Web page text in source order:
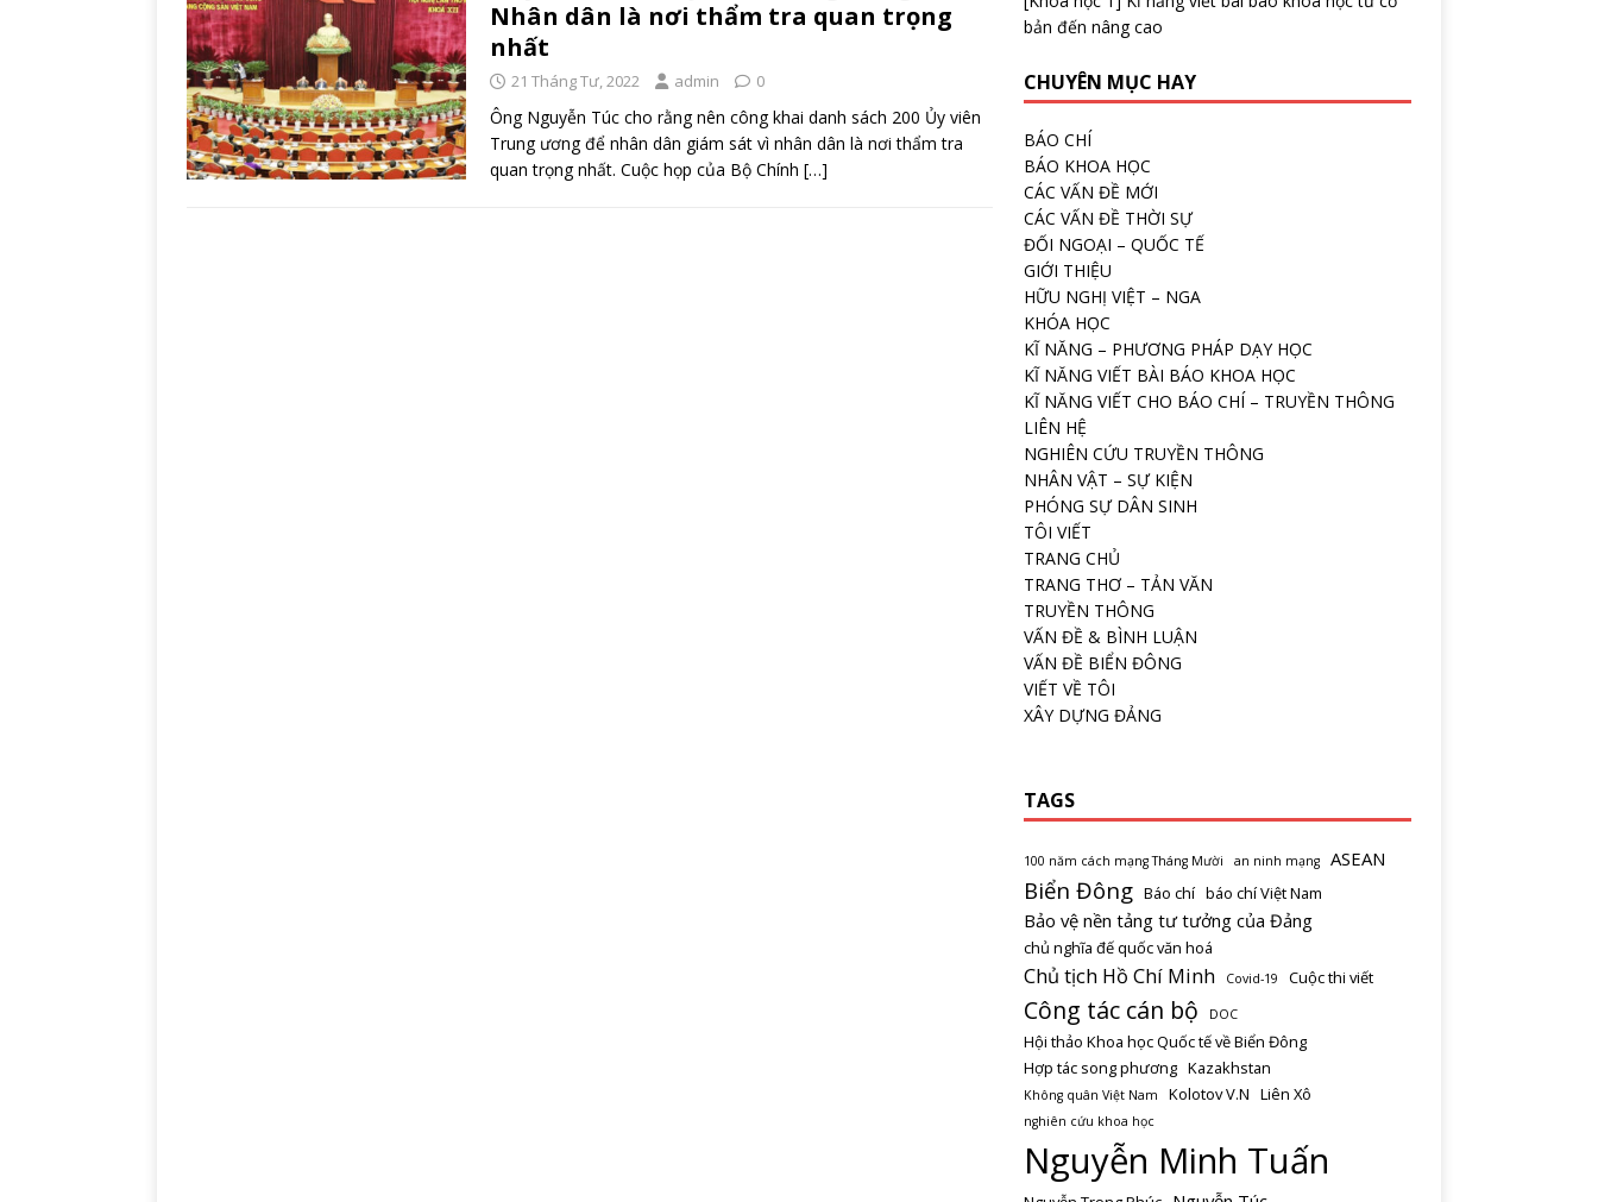
Nhân dân là nơi thẩm tra quan trọng
nhất
21 Tháng Tư, 2022 admin 0
Ông Nguyễn Túc cho rằng nên công khai danh sách 200 Ủy viên
Trung ương để nhân dân giám sát vì nhân dân là nơi thẩm tra
quan trọng nhất. Cuộc họp của Bộ Chính […]
bản đến nâng cao
CHUYÊN MỤC HAY
BÁO CHÍ
BÁO KHOA HỌC
CÁC VẤN ĐỀ MỚI
CÁC VẤN ĐỀ THỜI SỰ
ĐỐI NGOẠI – QUỐC TẾ
GIỚI THIỆU
HỮU NGHỊ VIỆT – NGA
KHÓA HỌC
KĨ NĂNG – PHƯƠNG PHÁP DẠY HỌC
KĨ NĂNG VIẾT BÀI BÁO KHOA HỌC
KĨ NĂNG VIẾT CHO BÁO CHÍ – TRUYỀN THÔNG
LIÊN HỆ
NGHIÊN CỨU TRUYỀN THÔNG
NHÂN VẬT – SỰ KIỆN
PHÓNG SỰ DÂN SINH
TÔI VIẾT
TRANG CHỦ
TRANG THƠ – TẢN VĂN
TRUYỀN THÔNG
VẤN ĐỀ & BÌNH LUẬN
VẤN ĐỀ BIỂN ĐÔNG
VIẾT VỀ TÔI
XÂY DỰNG ĐẢNG
TAGS
100 năm cách mạng Tháng Mười an ninh mạng ASEAN
Biển Đông Báo chí báo chí Việt Nam
Bảo vệ nền tảng tư tưởng của Đảng
chủ nghĩa đế quốc văn hoá
Chủ tịch Hồ Chí Minh Covid-19 Cuộc thi viết
Công tác cán bộ DOC
Hội thảo Khoa học Quốc tế về Biển Đông
Hợp tác song phương Kazakhstan
Không quân Việt Nam Kolotov V.N Liên Xô
nghiên cứu khoa học
Nguyễn Minh Tuấn